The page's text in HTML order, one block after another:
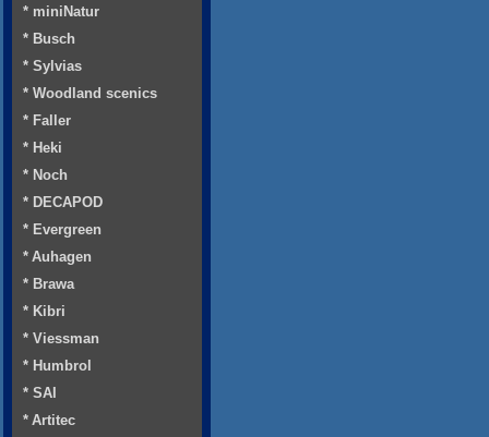
* miniNatur
* Busch
* Sylvias
* Woodland scenics
* Faller
* Heki
* Noch
* DECAPOD
* Evergreen
* Auhagen
* Brawa
* Kibri
* Viessman
* Humbrol
* SAI
* Artitec